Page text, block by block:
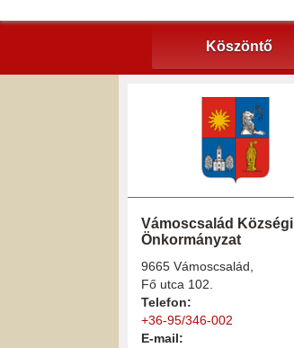
Köszöntő
Vámoscsalád Községi
Önkormányzat
9665 Vámoscsalád,
Fő utca 102.
Telefon:
+36-95/346-002
E-mail: